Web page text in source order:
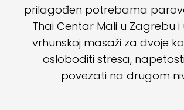
prilagođen potrebama
Thai Centar Mali u Zagrebu i
vrhunskoj masaži za dvoje
osloboditi stresa,
povezati na drugom